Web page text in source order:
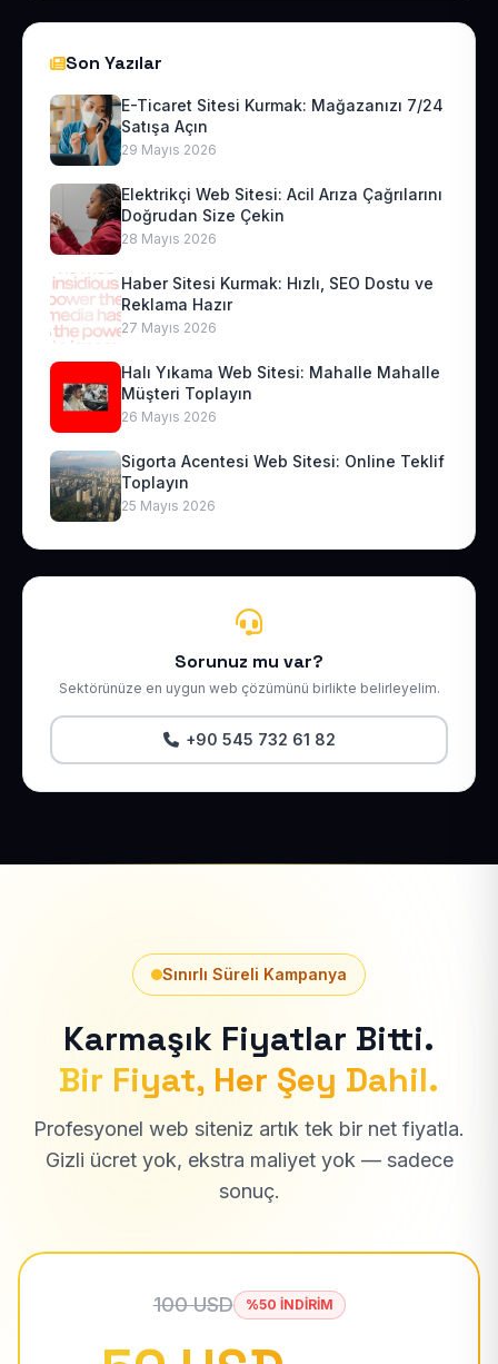
Son Yazılar
E-Ticaret Sitesi Kurmak: Mağazanızı 7/24
Satışa Açın
29 Mayıs 2026
Elektrikçi Web Sitesi: Acil Arıza Çağrılarını
Doğrudan Size Çekin
28 Mayıs 2026
Haber Sitesi Kurmak: Hızlı, SEO Dostu ve
Reklama Hazır
27 Mayıs 2026
Halı Yıkama Web Sitesi: Mahalle Mahalle
Müşteri Toplayın
26 Mayıs 2026
Sigorta Acentesi Web Sitesi: Online Teklif
Toplayın
25 Mayıs 2026
Sorunuz mu var?
Sektörünüze en uygun web çözümünü birlikte belirleyelim.
+90 545 732 61 82
Sınırlı Süreli Kampanya
Karmaşık Fiyatlar Bitti.
Bir Fiyat, Her Şey Dahil.
Profesyonel web siteniz artık tek bir net fiyatla.
Gizli ücret yok, ekstra maliyet yok — sadece
sonuç.
100 USD %50 İNDİRİM